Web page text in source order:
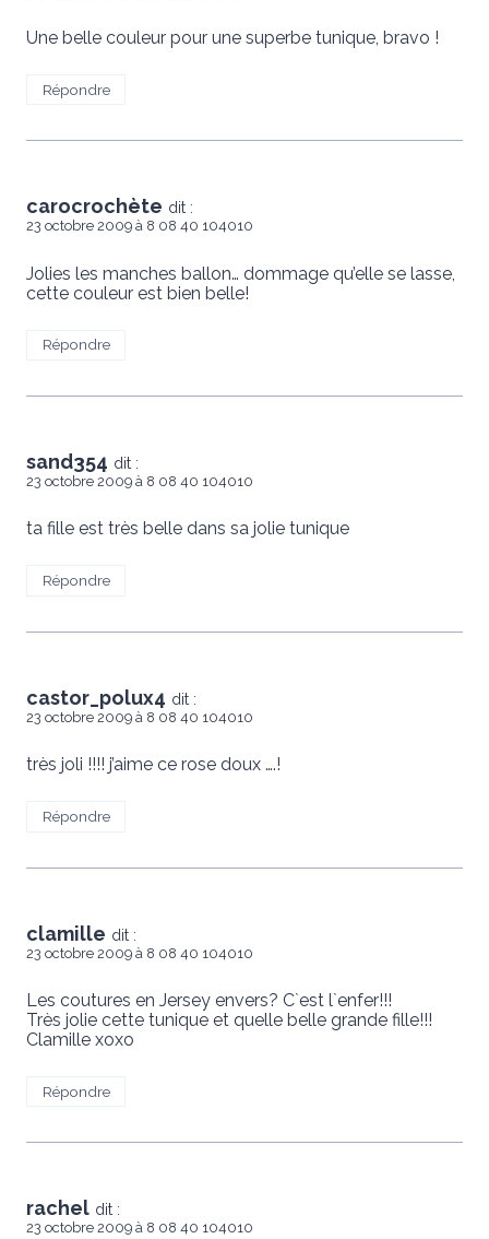
Une belle couleur pour une superbe tunique, bravo !
Répondre
carocrochète dit :
23 octobre 2009 à 8 08 40 104010
Jolies les manches ballon… dommage qu’elle se lasse,
cette couleur est bien belle!
Répondre
sand354 dit :
23 octobre 2009 à 8 08 40 104010
ta fille est très belle dans sa jolie tunique
Répondre
castor_polux4 dit :
23 octobre 2009 à 8 08 40 104010
très joli !!!! j’aime ce rose doux ….!
Répondre
clamille dit :
23 octobre 2009 à 8 08 40 104010
Les coutures en Jersey envers? C`est l`enfer!!!
Très jolie cette tunique et quelle belle grande fille!!!
Clamille xoxo
Répondre
rachel dit :
23 octobre 2009 à 8 08 40 104010